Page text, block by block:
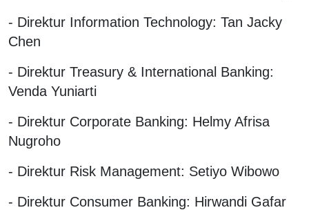
- Direktur Information Technology: Tan Jacky
Chen
- Direktur Treasury & International Banking:
Venda Yuniarti
- Direktur Corporate Banking: Helmy Afrisa
Nugroho
- Direktur Risk Management: Setiyo Wibowo
- Direktur Consumer Banking: Hirwandi Gafar